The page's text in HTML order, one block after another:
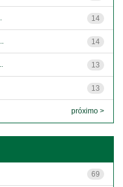
14
14
13
13
próximo >
69